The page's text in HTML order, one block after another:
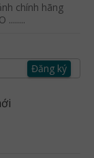
chính hãng
........
Đăng ký